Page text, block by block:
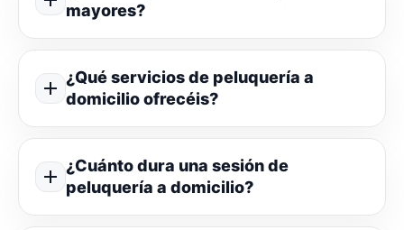
mayores?
¿Qué servicios de peluquería a
domicilio ofrecéis?
¿Cuánto dura una sesión de
peluquería a domicilio?